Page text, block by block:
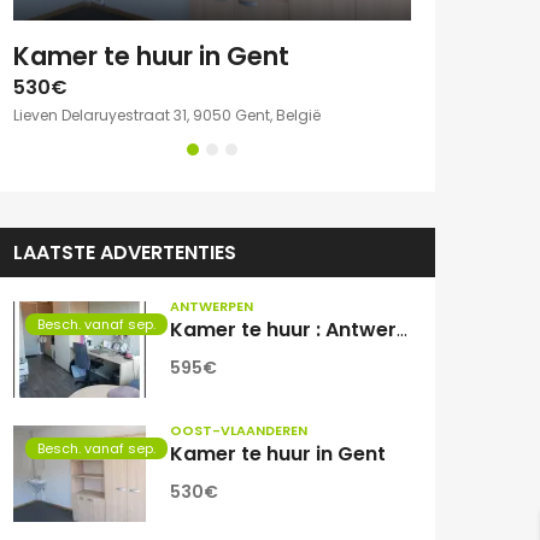
Kamer te huur in Gent
530€
Lieven Delaruyestraat 31, 9050 Gent, België
LAATSTE ADVERTENTIES
Besch. vanaf sep.
ANTWERPEN
Kamer te huur : Antwerpen Zuid
595€
Besch. vanaf sep.
OOST-VLAANDEREN
Kamer te huur in Gent
530€